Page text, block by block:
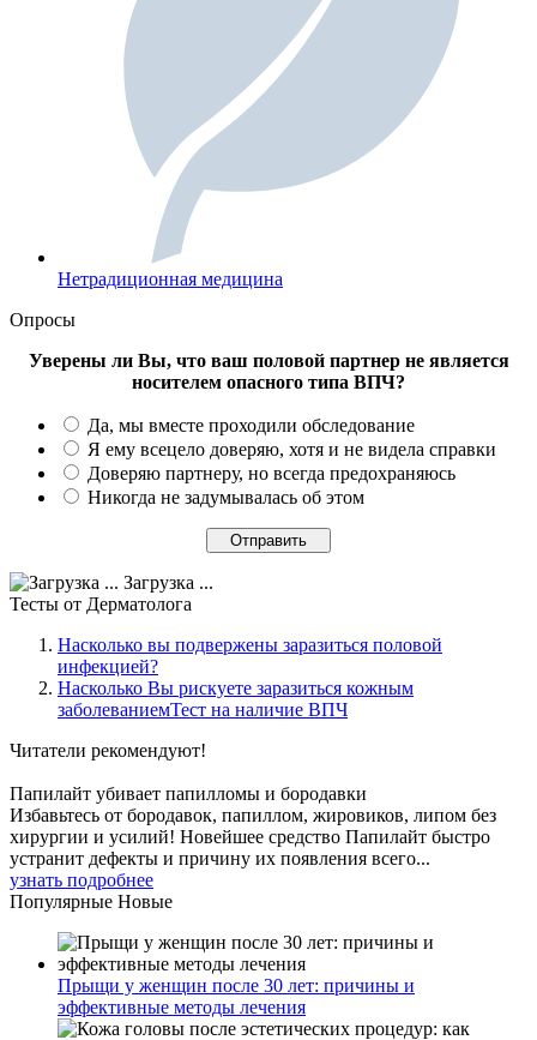
Нетрадиционная медицина
Опросы
Уверены ли Вы, что ваш половой партнер не является
носителем опасного типа ВПЧ?
Да, мы вместе проходили обследование
Я ему всецело доверяю, хотя и не видела справки
Доверяю партнеру, но всегда предохраняюсь
Никогда не задумывалась об этом
Загрузка ...
Тесты от Дерматолога
Насколько вы подвержены заразиться половой
инфекцией?
Насколько Вы рискуете заразиться кожным
заболеваниемТест на наличие ВПЧ
Читатели рекомендуют!
Папилайт убивает папилломы и бородавки
Избавьтесь от бородавок, папиллом, жировиков, липом без
хирургии и усилий! Новейшее средство Папилайт быстро
устранит дефекты и причину их появления всего...
узнать подробнее
Популярные Новые
Прыщи у женщин после 30 лет: причины и
эффективные методы лечения